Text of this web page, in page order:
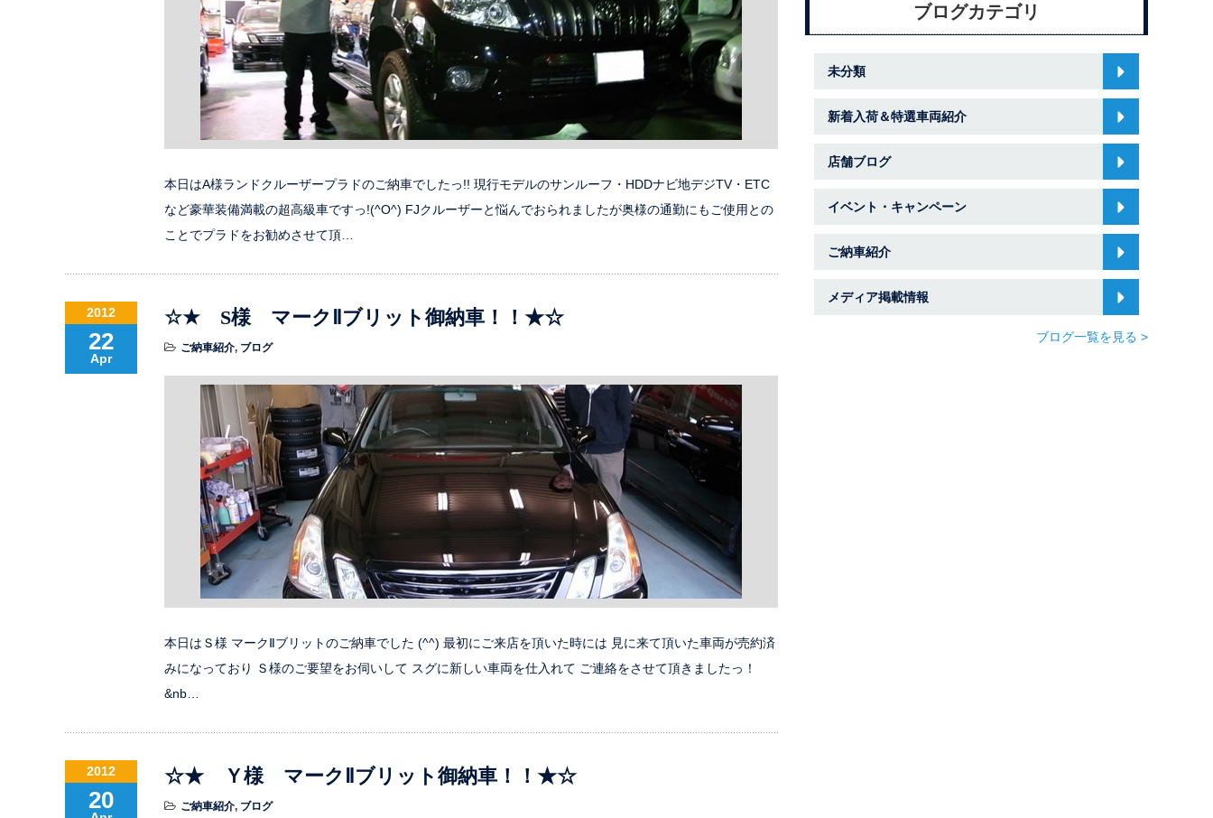
本日はA様ランドクルーザープラドのご納車でしたっ!! 現行モデルのサンルーフ・HDDナビ地デジTV・ETC
など豪華装備満載の超高級車ですっ!(^O^) FJクルーザーと悩んでおられましたが奥様の通勤にもご使用との
ことでプラドをお勧めさせて頂…
2012
22
Apr
☆★ S様 マークⅡブリット御納車！！★☆
ご納車紹介, ブログ
本日はＳ様 マークⅡブリットのご納車でした (^^) 最初にご来店を頂いた時には 見に来て頂いた車両が売約済
みになっており Ｓ様のご要望をお伺いして スグに新しい車両を仕入れて ご連絡をさせて頂きましたっ！
&nb…
2012
20
☆★ Ｙ様 マークⅡブリット御納車！！★☆
ご納車紹介, ブログ
ブログカテゴリ
未分類
新着入荷＆特選車両紹介
店舗ブログ
イベント・キャンペーン
ご納車紹介
メディア掲載情報
ブログ一覧を見る >